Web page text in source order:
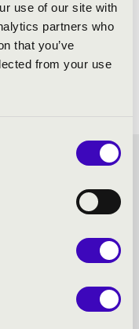
use of our site with
partners who
that you’ve
from your use
-